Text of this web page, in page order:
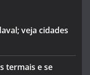
veja cidades
termais e se